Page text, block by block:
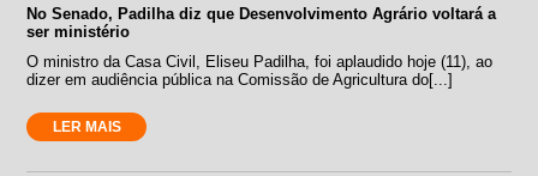
No Senado, Padilha diz que Desenvolvimento Agrário voltará a
ser ministério
O ministro da Casa Civil, Eliseu Padilha, foi aplaudido hoje (11), ao
dizer em audiência pública na Comissão de Agricultura do[...]
LER MAIS